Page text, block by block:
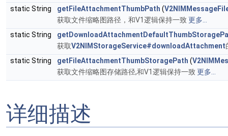
static String
getFileAttachmentThumbPath (
获取文件缩略图路径，和V1逻辑保持一致更多...
static String
获取V2NIMStorageService#downloadAttachment
static String
getFileAttachmentThumbStoragePath (
获取文件缩略图存储路径,和V1逻辑保持一致更多...
详细描述